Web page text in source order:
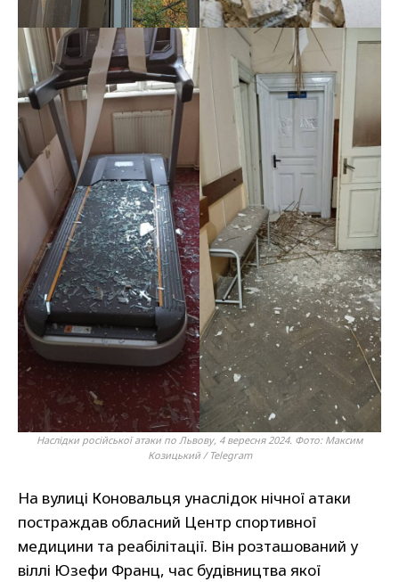
Наслідки російської атаки по Львову, 4 вересня 2024. Фото: Максим
Козицький / Telegram
На вулиці Коновальця унаслідок нічної атаки
постраждав обласний Центр спортивної
медицини та реабілітації. Він розташований у
віллі Юзефи Франц, час будівництва якої